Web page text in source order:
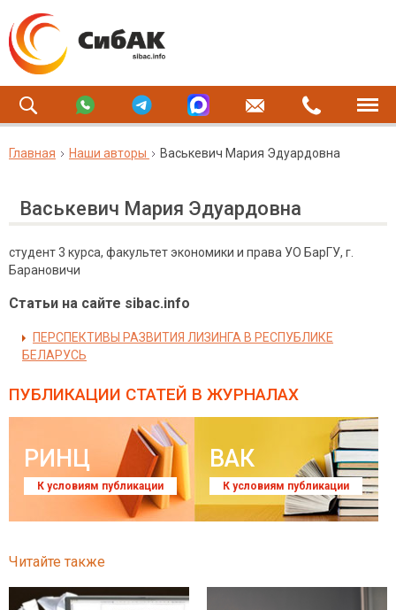
Главная Наши авторы Васькевич Мария Эдуардовна
Васькевич Мария Эдуардовна
студент 3 курса, факультет экономики и права УО БарГУ, г.
Барановичи
Статьи на сайте sibac.info
ПЕРСПЕКТИВЫ РАЗВИТИЯ ЛИЗИНГА В РЕСПУБЛИКЕ
БЕЛАРУСЬ
ПУБЛИКАЦИИ СТАТЕЙ В ЖУРНАЛАХ
РИНЦ
К условиям публикации
ВАК
К условиям публикации
Читайте также